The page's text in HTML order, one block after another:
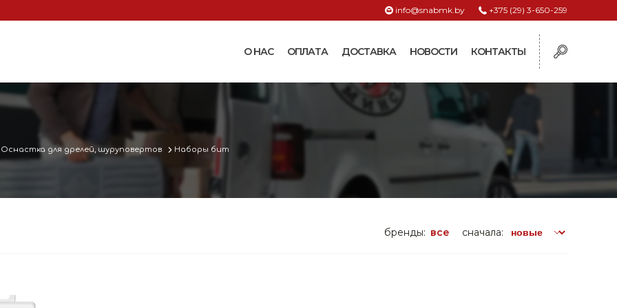
+375 (29) 3-650-259
info@snabmk.by
О НАС ОПЛАТА ДОСТАВКА НОВОСТИ КОНТАКТЫ
и
аппаратов
Машинки и ножницы для
Термошкафы
Поилки и кормушки
Бункерные кормушки и
Оснастка для дрелей, шуруповертов Наборы бит
сначала:
бренды: все